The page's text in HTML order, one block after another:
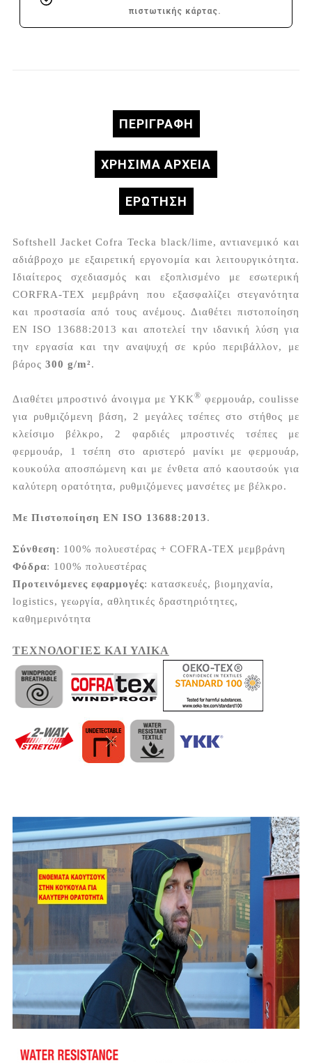
πιστωτικής κάρτας.
ΠΕΡΙΓΡΑΦΉ
ΧΡΗΣΙΜΑ ΑΡΧΕΙΑ
ΕΡΏΤΗΣΗ
Softshell Jacket Cofra Tecka black/lime, αντιανεμικό και
αδιάβροχο με εξαιρετική εργονομία και λειτουργικότητα.
Ιδιαίτερος σχεδιασμός και εξοπλισμένο με εσωτερική
CORFRA-TEX μεμβράνη που εξασφαλίζει στεγανότητα
και προστασία από τους ανέμους. Διαθέτει πιστοποίηση
EN ISO 13688:2013 και αποτελεί την ιδανική λύση για
την εργασία και την αναψυχή σε κρύο περιβάλλον, με
βάρος 300 g/m².
Διαθέτει μπροστινό άνοιγμα με YKK® φερμουάρ, coulisse
για ρυθμιζόμενη βάση, 2 μεγάλες τσέπες στο στήθος με
κλείσιμο βέλκρο, 2 φαρδιές μπροστινές τσέπες με
φερμουάρ, 1 τσέπη στο αριστερό μανίκι με φερμουάρ,
κουκούλα αποσπώμενη και με ένθετα από καουτσούκ για
καλύτερη ορατότητα, ρυθμιζόμενες μανσέτες με βέλκρο.
Με Πιστοποίηση EN ISO 13688:2013.
Σύνθεση: 100% πολυεστέρας + COFRA-TEX μεμβράνη
Φόδρα: 100% πολυεστέρας
Προτεινόμενες εφαρμογές: κατασκευές, βιομηχανία,
logistics, γεωργία, αθλητικές δραστηριότητες,
καθημερινότητα
ΤΕΧΝΟΛΟΓΙΕΣ ΚΑΙ ΥΛΙΚΑ